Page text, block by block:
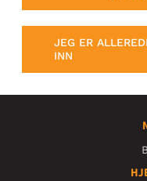
JEG ER
INN